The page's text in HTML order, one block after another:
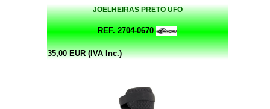
JOELHEIRAS PRETO UFO
REF. 2704-0670
35,00 EUR (IVA Inc.)